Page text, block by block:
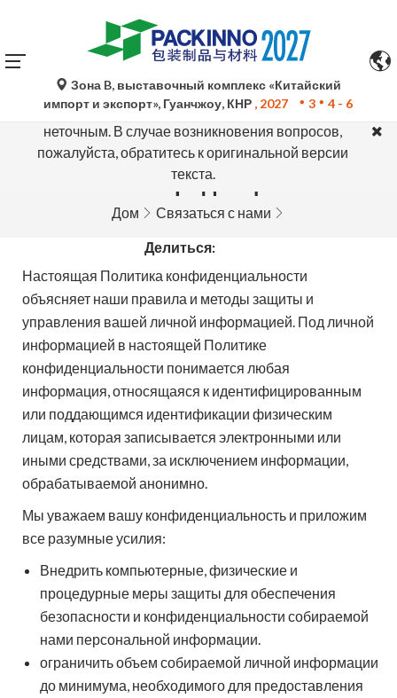
Автоматический перевод Google Translate носит
исключительно справочный характер и может быть
неточным. В случае возникновения вопросов,
пожалуйста, обратитесь к оригинальной версии
текста.
Зона B, выставочный комплекс «Китайский
импорт и экспорт», Гуанчжоу, КНР , 2027 3 4 - 6
политика конфиденциальности
Дом Связаться с нами
Делиться:
Настоящая Политика конфиденциальности
объясняет наши правила и методы защиты и
управления вашей личной информацией. Под личной
информацией в настоящей Политике
конфиденциальности понимается любая
информация, относящаяся к идентифицированным
или поддающимся идентификации физическим
лицам, которая записывается электронными или
иными средствами, за исключением информации,
обрабатываемой анонимно.
Мы уважаем вашу конфиденциальность и приложим
все разумные усилия:
Внедрить компьютерные, физические и
процедурные меры защиты для обеспечения
безопасности и конфиденциальности собираемой
нами персональной информации.
ограничить объем собираемой личной информации
до минимума, необходимого для предоставления